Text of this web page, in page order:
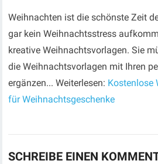
Weihnachten ist die schönste Zeit
gar kein Weihnachtsstress
kreative Weihnachtsvorlagen. Sie
die Weihnachtsvorlagen mit Ihren
ergänzen... Weiterlesen: Kostenlose
für Weihnachtsgeschenke
SCHREIBE EINEN